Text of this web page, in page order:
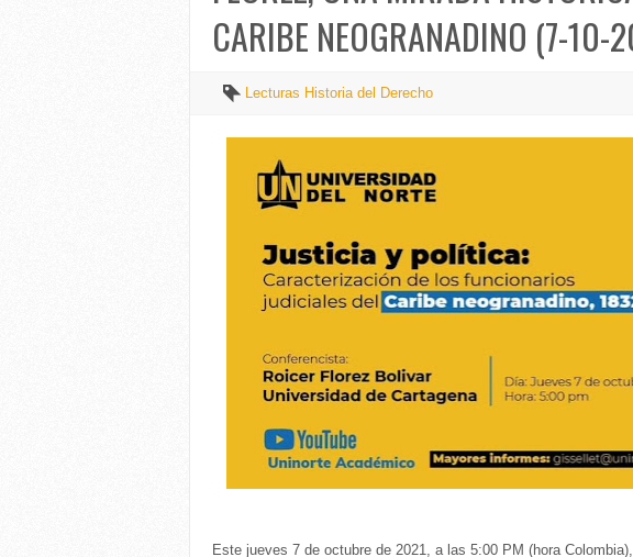
CARIBE NEOGRANADINO (7-10-
Lecturas Historia del Derecho
Este jueves 7 de octubre de 2021, a las 5:00 PM (hora